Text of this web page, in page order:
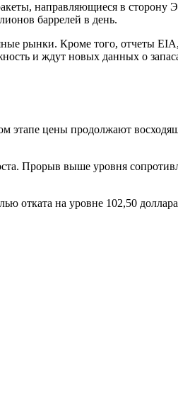
направляющиеся в сторону
баррелей в день.
рынки. Кроме того, отчеты
и ждут новых данных о
этапе цены продолжают
Прорыв выше уровня
отката на уровне 102,50